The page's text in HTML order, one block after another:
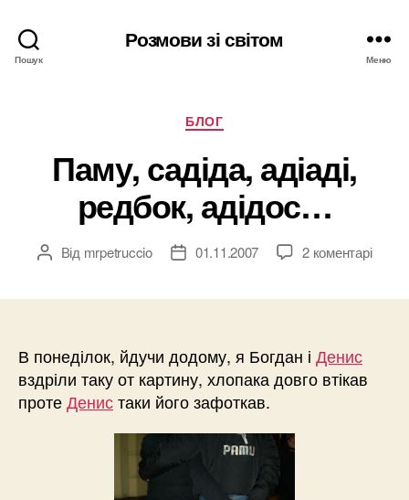
Пошук
Розмови зі світом
Меню
Категорії
БЛОГ
Паму, садіда, адіаді,
редбок, адідос…
Автор
Від mrpetruccio
Дата01.11.2007 2 коментарі
В понеділок, йдучи додому, я Богдан і Денис
вздріли таку от картину, хлопака довго втікав
протеДенистаки його зафоткав.